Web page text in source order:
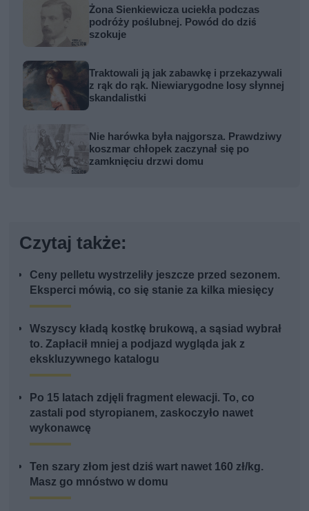
Żona Sienkiewicza uciekła podczas
podróży poślubnej. Powód do dziś
szokuje
Traktowali ją jak zabawkę i przekazywali
z rąk do rąk. Niewiarygodne losy słynnej
skandalistki
Nie harówka była najgorsza. Prawdziwy
koszmar chłopek zaczynał się po
zamknięciu drzwi domu
Czytaj także:
Ceny pelletu wystrzeliły jeszcze przed sezonem.
Eksperci mówią, co się stanie za kilka miesięcy
Wszyscy kładą kostkę brukową, a sąsiad wybrał
to. Zapłacił mniej a podjazd wygląda jak z
ekskluzywnego katalogu
Po 15 latach zdjęli fragment elewacji. To, co
zastali pod styropianem, zaskoczyło nawet
wykonawcę
Ten szary złom jest dziś wart nawet 160 zł/kg.
Masz go mnóstwo w domu